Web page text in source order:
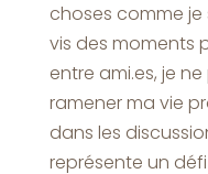
choses comme je
vis des moments
entre ami.es, je
ramener ma vie
dans les
représente un